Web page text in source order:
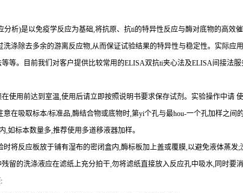
分析)是以免疫学反应为基础,将抗原、 抗ti的特异性反应与酶对底物的高效
洗涤除去多余的游离反应物,从而保证试验结果的特异性与稳定性。实际应
等。目前我们对客户提供比较常用的ELISA双抗ti夹心法及ELISA间接法服
使用前达到室温,使用后请立即按照说明书要求保存试剂。实验操作中请
意在吸取标本/标准品,酶结合物或底物时,第yi个孔与最hou-一个孔加样之间
,如标本数量多,推荐使用多道移液器加样。
时将反应板放于铺有湿布的密闭盒内,酶标板加上盖或覆膜,以避免液体蒸发;
留的洗涤液应在滤纸上充分拍干,勿将滤纸直接放入反应孔中吸水,同时要